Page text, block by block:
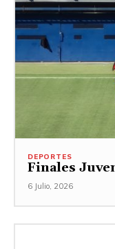
DEPORTES
Finales
6 Julio, 2026